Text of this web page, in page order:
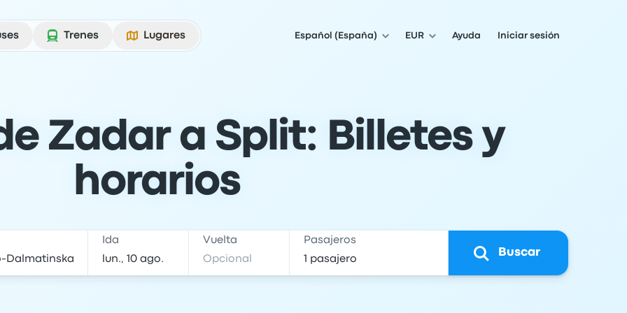
Trenes Lugares Español (España) EUR Ayuda Iniciar sesión
Zadar a Split: Billetes y
horarios
Ida Vuelta Pasajeros
Buscar